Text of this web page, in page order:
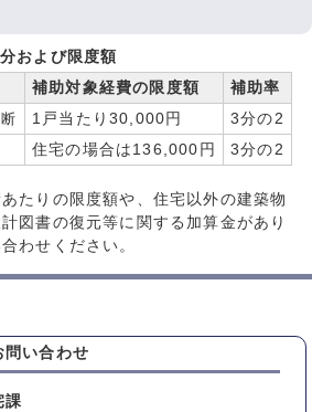
および限度額
補助対象経費の限度額
補助率
1戸当たり30,000円
3分の2
住宅の場合は136,000円 3分の2
あたりの限度額や、住宅以外の建築物
図書の復元等に関する加算金があり
わせください。
問い合わせ
課